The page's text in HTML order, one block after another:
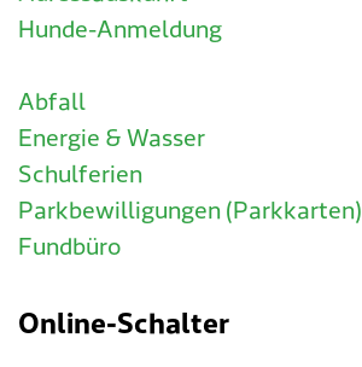
Hunde-Anmeldung
Abfall
Energie & Wasser
Schulferien
Parkbewilligungen (Parkkarten)
Fundbüro
Online-Schalter